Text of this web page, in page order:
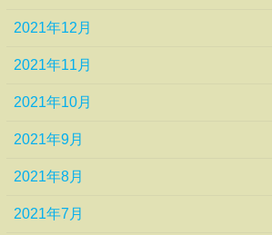
2021年12月
2021年11月
2021年10月
2021年9月
2021年8月
2021年7月